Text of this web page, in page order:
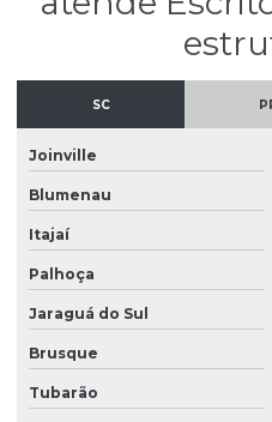
Projeto concreto armado em
Projeto de concreto protendido
Projeto de esgotamento sanitário
Projeto estrutural alvenaria
Projeto estrutural apartamento
Projeto estrutural bloco de
SC
Joinville
Blumenau
Itajaí
Palhoça
Jaraguá do Sul
Brusque
Tubarão